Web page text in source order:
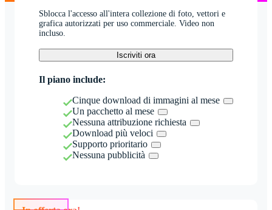
Sblocca l'accesso all'intera collezione di foto, vettori e
grafica autorizzati per uso commerciale. Video non
incluso.
Iscriviti ora
Il piano include:
Cinque download di immagini al mese
Un pacchetto al mese
Nessuna attribuzione richiesta
Download più veloci
Supporto prioritario
Nessuna pubblicità